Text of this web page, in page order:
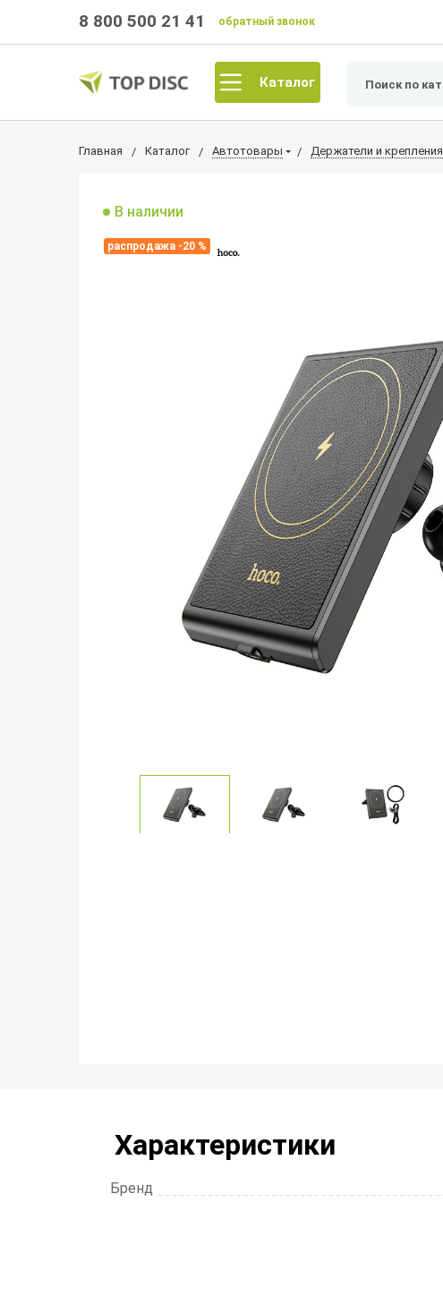
8 800 500 21 41 обратный звонок
Каталог
Главная Каталог Автотовары Держатели и крепления
В наличии
распродажа -20 %
Характеристики
Бренд